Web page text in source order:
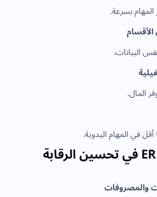
بسرعة.
البيانات.
المال.
في المهام اليدوية.
كيف يساعد ERP في تحسين الرقابة
والمصروفات